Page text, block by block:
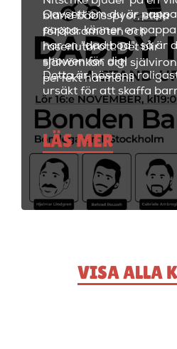
bland bäbisspyor, stela
föräldramöten och
raseriutbrott. Det blir
självömkan och
perfekt harmoni!
Oavsett om du är
pappa, känner en
har en "dad bod", så är
showen för dig!
Detta är höstens
ursäkt för att skaffa
LÄS MER
VISA ALLA